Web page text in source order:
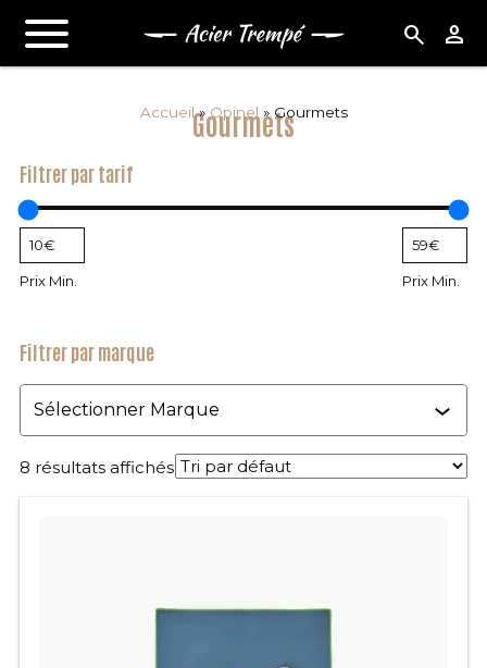
search person
Accueil» Opinel » Gourmets
Gourmets
8 résultats affichés
Filtrer par tarif
Prix Min. Prix Min.
Filtrer par marque
Marque